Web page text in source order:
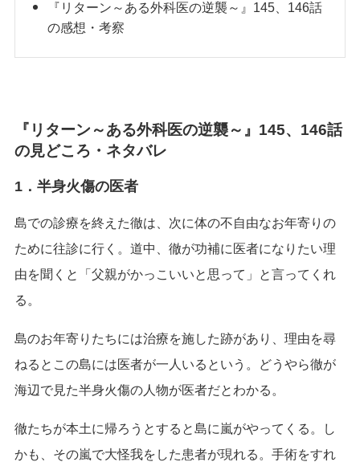
『リターン～ある外科医の逆襲～』145、146話
の感想・考察
『リターン～ある外科医の逆襲～』145、146話
の見どころ・ネタバレ
1．半身火傷の医者
島での診療を終えた徹は、次に体の不自由なお年寄りの
ために往診に行く。道中、徹が功補に医者になりたい理
由を聞くと「父親がかっこいいと思って」と言ってくれ
る。
島のお年寄りたちには治療を施した跡があり、理由を尋
ねるとこの島には医者が一人いるという。どうやら徹が
海辺で見た半身火傷の人物が医者だとわかる。
徹たちが本土に帰ろうとすると島に嵐がやってくる。し
かも、その嵐で大怪我をした患者が現れる。手術をすれ